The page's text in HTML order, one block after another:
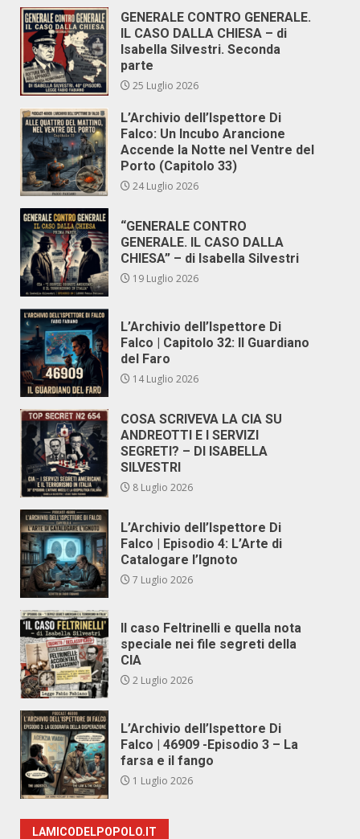
GENERALE CONTRO GENERALE.
IL CASO DALLA CHIESA – di
Isabella Silvestri. Seconda
parte
25 Luglio 2026
L’Archivio dell’Ispettore Di
Falco: Un Incubo Arancione
Accende la Notte nel Ventre del
Porto (Capitolo 33)
24 Luglio 2026
“GENERALE CONTRO
GENERALE. IL CASO DALLA
CHIESA” – di Isabella Silvestri
19 Luglio 2026
L’Archivio dell’Ispettore Di
Falco | Capitolo 32: Il Guardiano
del Faro
14 Luglio 2026
COSA SCRIVEVA LA CIA SU
ANDREOTTI E I SERVIZI
SEGRETI? – DI ISABELLA
SILVESTRI
8 Luglio 2026
L’Archivio dell’Ispettore Di
Falco | Episodio 4: L’Arte di
Catalogare l’Ignoto
7 Luglio 2026
Il caso Feltrinelli e quella nota
speciale nei file segreti della
CIA
2 Luglio 2026
L’Archivio dell’Ispettore Di
Falco | 46909 -Episodio 3 – La
farsa e il fango
1 Luglio 2026
LAMICODELPOPOLO.IT